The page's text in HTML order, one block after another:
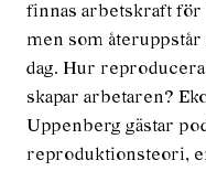
finnas arbetskraft för
men som
dag. Hur
skapar arbetaren?
Uppenberg gästar
reproduktionsteori,